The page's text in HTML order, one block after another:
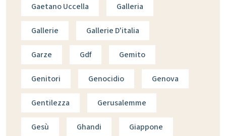
Gaetano Uccella Galleria
Gallerie Gallerie D'italia
Garze Gdf Gemito
Genitori Genocidio Genova
Gentilezza Gerusalemme
Gesù Ghandi Giappone